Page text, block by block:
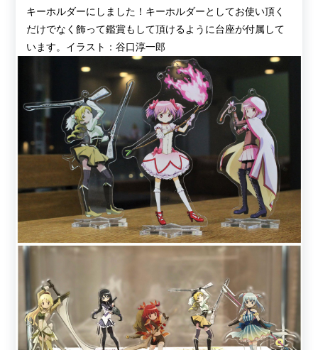
キーホルダーにしました！キーホルダーとしてお使い頂く
だけでなく飾って鑑賞もして頂けるように台座が付属して
います。イラスト：谷口淳一郎